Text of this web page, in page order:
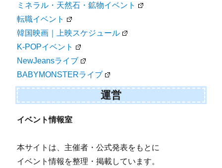
ミネラル・天然石・鉱物イベント
転職イベント
韓国映画｜上映スケジュール
K-POPイベント
NewJeansライブ
BABYMONSTERライブ
運営
イベント情報室
本サイトは、主催者・公式発表をもとに
イベント情報を整理・掲載しています。